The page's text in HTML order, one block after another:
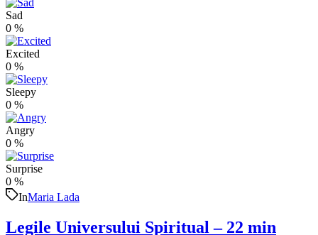
Sad
0 %
Excited
0 %
Sleepy
0 %
Angry
0 %
Surprise
0 %
InMaria Lada
Legile Universului Spiritual – 22 min